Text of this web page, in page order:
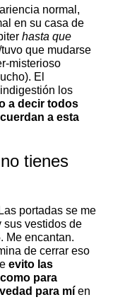
normal,
en su casa de
hasta que
que mudarse
misterioso
El
los
a decir todos
a esta
tienes
portadas se me
sus vestidos de
Me encantan.
de cerrar eso
evito las
para
para míen